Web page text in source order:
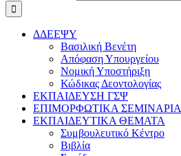
ΔΔΕΕΨΥ
Βασιλική Βενέτη
Απόφαση Υπουργείου
Νομική Υποστήριξη
Κώδικας Δεοντολογίας
ΕΚΠΑΙΔΕΥΣΗ ΓΣΨ
ΕΠΙΜΟΡΦΩΤΙΚΑ ΣΕΜΙΝΑΡΙΑ
ΕΚΠΑΙΔΕΥΤΙΚΑ ΘΕΜΑΤΑ
Συμβουλευτικό Κέντρο
Βιβλία